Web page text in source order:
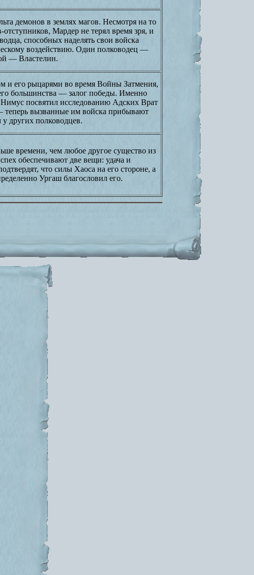
демонов в землях магов. Несмотря на то
Мардер не терял время зря, и
способных наделять свои войска
воздействию. Один полководец —
— Властелин.
и его рыцарями во время Войны Затмения,
большинства — залог победы. Именно
посвятил исследованию Адских Врат
теперь вызванные им войска прибывают
у других полководцев.
времени, чем любое другое существо из
обеспечивают две вещи: удача и
что силы Хаоса на его стороне, а
Ургаш благословил его.